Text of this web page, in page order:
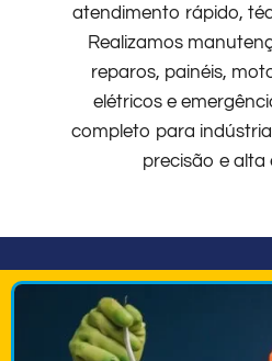
atendimento rápido,
Realizamos
reparos, painéis,
elétricos e
completo para
precisão e alta